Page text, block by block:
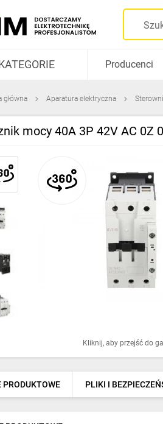
przewody
i obudowy
prowadzenia kabli
i łączniki
oświetleniowe
ciepła
i mierniki
Producenci
główna Aparatura elektryczna
mocy 40A 3P 42V AC 0Z
Kliknij, aby przejść do
PRODUKTOWE PLIKI I